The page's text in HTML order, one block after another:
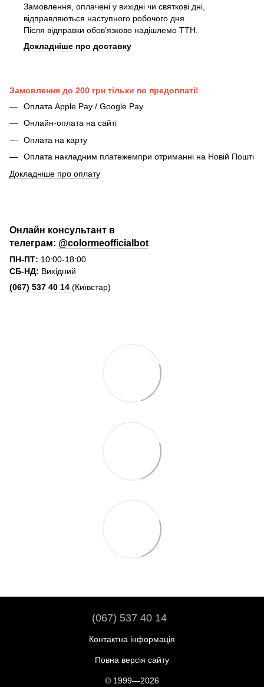
Замовлення, оплачені у вихідні чи святкові дні,
відправляються наступного робочого дня.
Після відправки обовʼязково надішлемо ТТН.
Докладніше про доставку
Замовлення до 200 грн тільки по предоплаті!
Оплата Apple Pay / Google Pay
Онлайн-оплата на сайті
Оплата на карту
Оплата накладним платежемпри отриманні на Новій Пошті
Докладніше про оплату
Онлайн консультант в
телеграм: @colormeofficialbot
ПН-ПТ: 10:00-18:00
СБ-НД: Вихідний
(067) 537 40 14 (Київстар)
(067) 537 40 14
Контактна інформація
Повна версія сайту
© 1999—2026